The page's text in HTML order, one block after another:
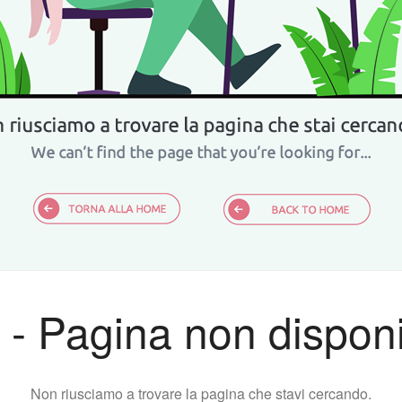
Pagina non
Non riusciamo a trovare la pagina che stavi cercando.